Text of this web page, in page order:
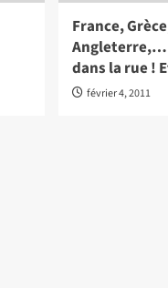
France,
Angleterre,…
dans la rue !
février 4, 2011